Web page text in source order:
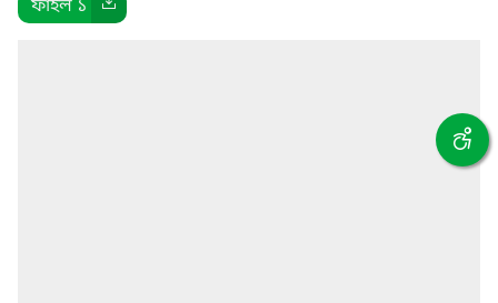
ফাইল ১